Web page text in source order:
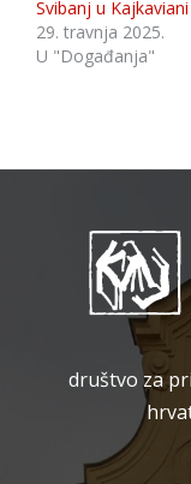
Svibanj u Kajkaviani
29. travnja 2025.
U "Događanja"
društvo za